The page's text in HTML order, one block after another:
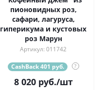
пионовидных роз,
сафари, лагуруса,
гиперикума и кустовых
роз Марун
Артикул: 011742
CashBack 401 руб. ?
8 020руб./шт